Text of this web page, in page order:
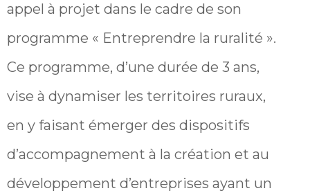
appel à projet dans le cadre de son
programme « Entreprendre la ruralité ».
Ce programme, d’une durée de 3 ans,
vise à dynamiser les territoires ruraux,
en y faisant émerger des dispositifs
d’accompagnement à la création et au
développement d’entreprises ayant un